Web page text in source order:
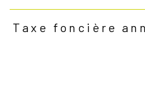
Taxe foncière